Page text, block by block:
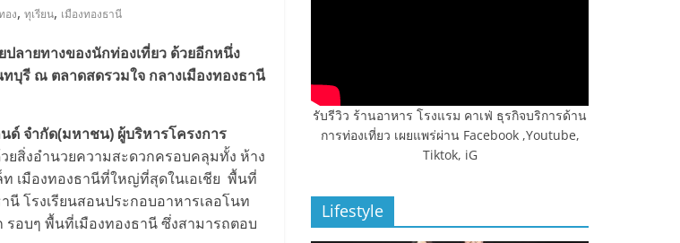
อง, ทุเรียน, เมืองทองธานี
ายทางของนักท่องเที่ยว ด้วยอีกหนึ่ง
บุรี ณ ตลาดสดรวมใจ กลางเมืองทองธานี
ด์ จำกัด(มหาชน) ผู้บริหารโครงการ
ยสิ่งอำนวยความสะดวกครอบคลุมทั้ง ห้าง
เมืองทองธานีที่ใหญ่ที่สุดในเอเชีย พื้นที่
โรงเรียนสอนประกอบอาหารเลอโนท
อบๆ พื้นที่เมืองทองธานี ซึ่งสามารถตอบ
รับรีวิว ร้านอาหาร โรงแรม คาเฟ่ ธุรกิจบริการด้าน
การท่องเที่ยว เผยแพร่ผ่าน Facebook ,Youtube,
Tiktok, iG
Lifestyle